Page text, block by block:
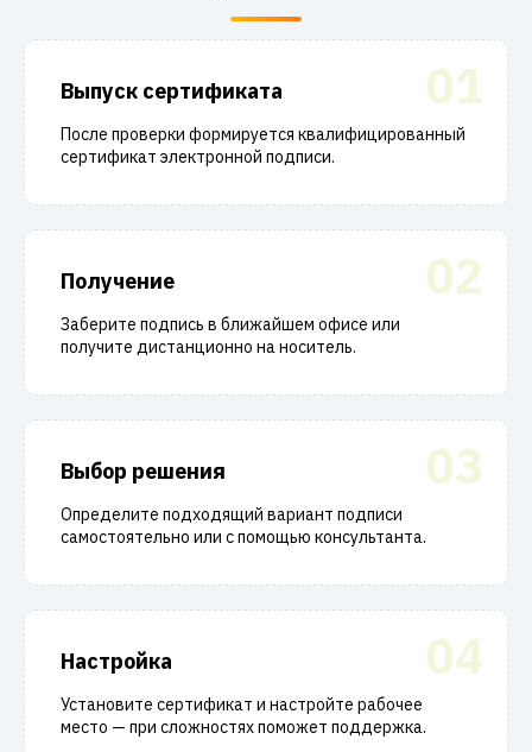
01
Выпуск сертификата
После проверки формируется квалифицированный
сертификат электронной подписи.
02
Получение
Заберите подпись в ближайшем офисе или
получите дистанционно на носитель.
03
Выбор решения
Определите подходящий вариант подписи
самостоятельно или с помощью консультанта.
04
Настройка
Установите сертификат и настройте рабочее
место — при сложностях поможет поддержка.